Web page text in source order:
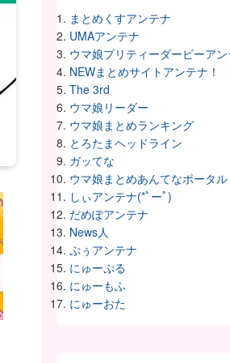
まとめくすアンテナ
UMAアンテナ
ウマ娘プリティーダービーア
NEWまとめサイトアンテナ！
The 3rd
ウマ娘リーダー
ウマ娘まとめランキング
とろたまヘッドライン
ガッてな
ウマ娘まとめあんてなポータル
しぃアンテナ(*ﾟーﾟ)
だめぽアンテナ
News人
ぷぅアンテナ
にゅーぷる
にゅーもふ
にゅーおた